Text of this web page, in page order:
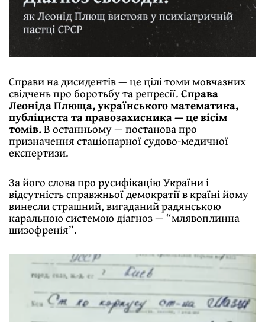
Справи на дисидентів — це цілі томи мовчазних
свідчень про боротьбу та репресії.Справа
Леоніда Плюща, українського математика,
публіциста та правозахисника — це вісім
томів.В останньому — постанова про
призначення стаціонарної судово-медичної
експертизи.
За його слова про русифікацію України і
відсутність справжньої демократії в країні йому
винесли страшний, вигаданий радянською
каральною системою діагноз — “млявоплинна
шизофренія”.